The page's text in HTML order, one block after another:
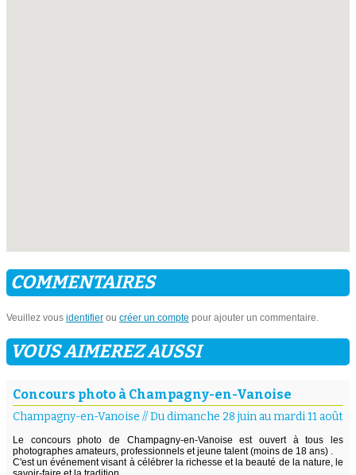
COMMENTAIRES
Veuillez vous identifier ou créer un compte pour ajouter un commentaire.
VOUS AIMEREZ AUSSI
Concours photo à Champagny-en-Vanoise
Champagny-en-Vanoise //Du dimanche 28 juin au mardi 11 août
Le concours photo de Champagny-en-Vanoise est ouvert à tous les
photographes amateurs, professionnels et jeune talent (moins de 18 ans) .
C'est un événement visant à célébrer la richesse et la beauté de la nature, le